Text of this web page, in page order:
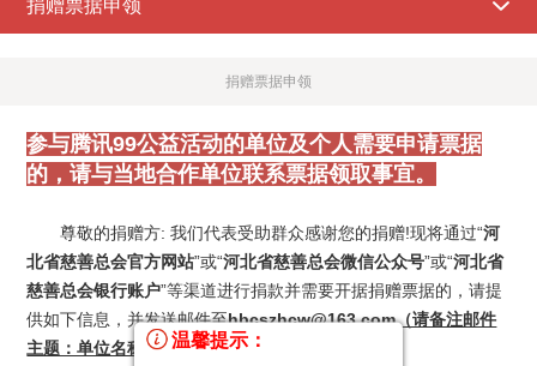
温馨提示：
捐赠票据申领 
捐赠票据申领
参与腾讯99公益活动的单位及个人需要申请票据
的，请与当地合作单位联系票据领取事宜。
尊敬的捐赠方: 我们代表受助群众感谢您的捐赠!现将通过“河
北省慈善总会官方网站”或“河北省慈善总会微信公众号”或“河北省
慈善总会银行账户”等渠道进行捐款并需要开据捐赠票据的，请提
供如下信息，并发送邮件至hbcszhcw@163.com（请备注邮件
主题：单位名称+捐款日期+捐款金额）